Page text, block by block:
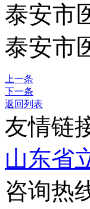
泰安市
泰安市
上一条
下一条
返回列表
友情链
山东省
咨询热